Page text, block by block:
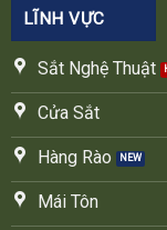
LĨNH VỰC
Sắt Nghệ Thuật
Cửa Sắt
Hàng Rào
Mái Tôn